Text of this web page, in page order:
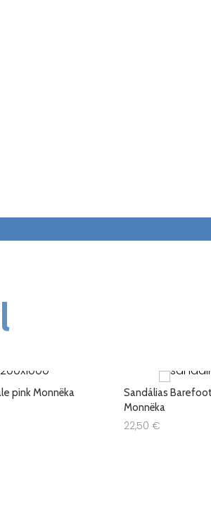
pink Monnëka
Sandálias
Monnëka
22,50 €